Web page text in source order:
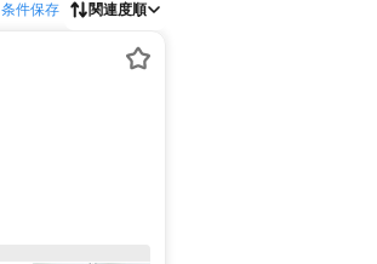
条件保存 関連度順